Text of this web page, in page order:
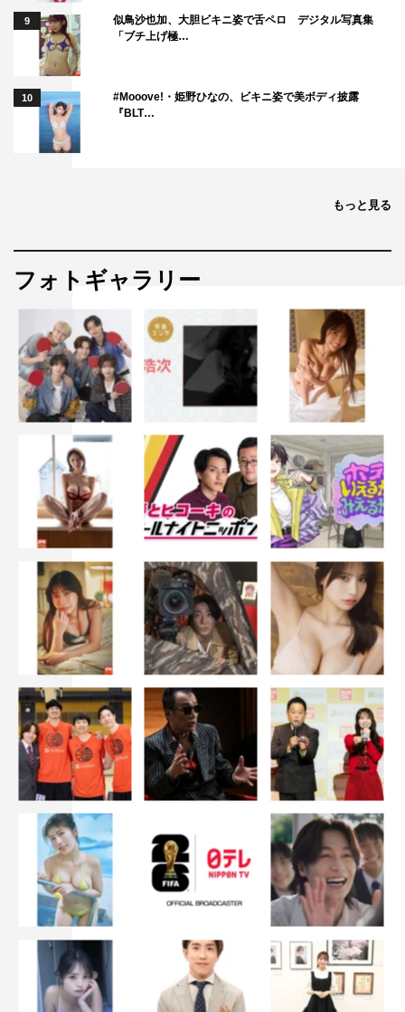
（税込）
・BiSHすしお先生描き下ろしTシャツ：4,500円（税込）
＜WEB＞
「NO MUSIC, NO LIFE.」ポスターギャラリー：
https://tower.jp/nomusicnolife/
『WACK SHOP 2020-2021』特設ページ：
9
似鳥沙也加、大胆ビキニ姿で舌ペロ デジタル写真集
「ブチ上げ極…
10
#Mooove!・姫野ひなの、ビキニ姿で美ボディ披露
『BLT…
もっと見る
フォトギャラリー